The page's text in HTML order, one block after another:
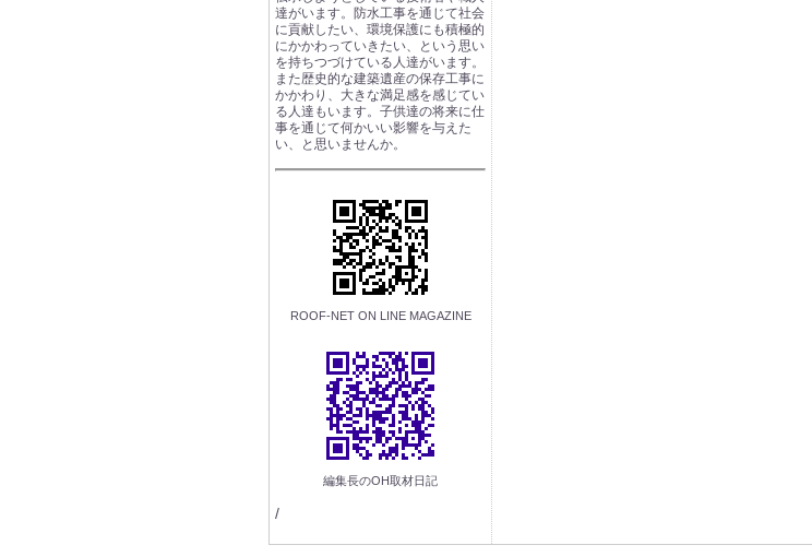
達がいます。防水工事を通じて社会
に貢献したい、環境保護にも積極的
にかかわっていきたい、という思い
を持ちつづけている人達がいます。
また歴史的な建築遺産の保存工事に
かかわり、大きな満足感を感じてい
る人達もいます。子供達の将来に仕
事を通じて何かいい影響を与えた
い、と思いませんか。
ROOF-NET ON LINE MAGAZINE
編集長のOH取材日記
/